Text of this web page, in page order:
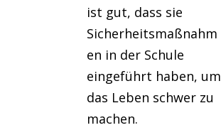
ist gut, dass sie
Sicherheitsmaßnahm
en in der Schule
eingeführt haben, um
das Leben schwer zu
machen.